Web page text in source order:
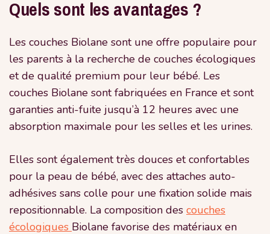
Quels sont les avantages ?
Les couches Biolane sont une offre populaire pour
les parents à la recherche de couches écologiques
et de qualité premium pour leur bébé. Les
couches Biolane sont fabriquées en France et sont
garanties anti-fuite jusqu’à 12 heures avec une
absorption maximale pour les selles et les urines.
Elles sont également très douces et confortables
pour la peau de bébé, avec des attaches auto-
adhésives sans colle pour une fixation solide mais
repositionnable. La composition des couches
écologiques Biolane favorise des matériaux en